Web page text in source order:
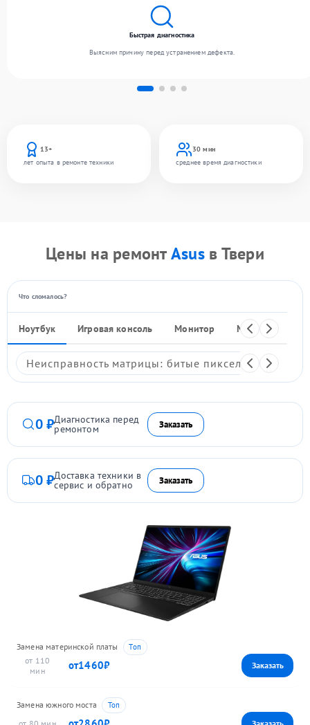
13+
лет опыта в ремонте техники
30 мин
среднее время диагностики
Быстрая диагностика
Выясним причину перед устранением дефекта.
Цены на ремонтAsusв Твери
Что сломалось?
Ноутбук Игровая консоль Монитор Моноблок
Неисправность матрицы: битые пиксели,
0 ₽Диагностика перед
ремонтом Заказать
0 ₽Доставка техники в
сервис и обратно Заказать
Замена материнской платы
110
1460
Замена южного моста